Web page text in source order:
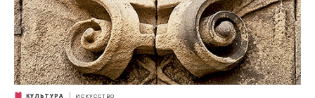
КУЛЬТУРА ИСКУССТВО